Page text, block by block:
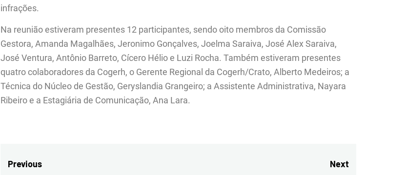
infrações.
Na reunião estiveram presentes 12 participantes, sendo oito membros da Comissão
Gestora, Amanda Magalhães, Jeronimo Gonçalves, Joelma Saraiva, José Alex Saraiva,
José Ventura, Antônio Barreto, Cícero Hélio e Luzi Rocha. Também estiveram presentes
quatro colaboradores da Cogerh, o Gerente Regional da Cogerh/Crato, Alberto Medeiros; a
Técnica do Núcleo de Gestão, Geryslandia Grangeiro; a Assistente Administrativa, Nayara
Ribeiro e a Estagiária de Comunicação, Ana Lara.
Navegação
Previous Next